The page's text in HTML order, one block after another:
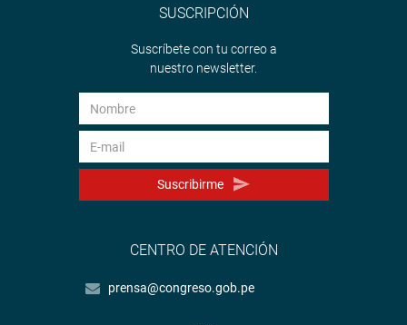
SUSCRIPCIÓN
Suscríbete con tu correo a
nuestro newsletter.
Suscribirme
CENTRO DE ATENCIÓN
prensa@congreso.gob.pe